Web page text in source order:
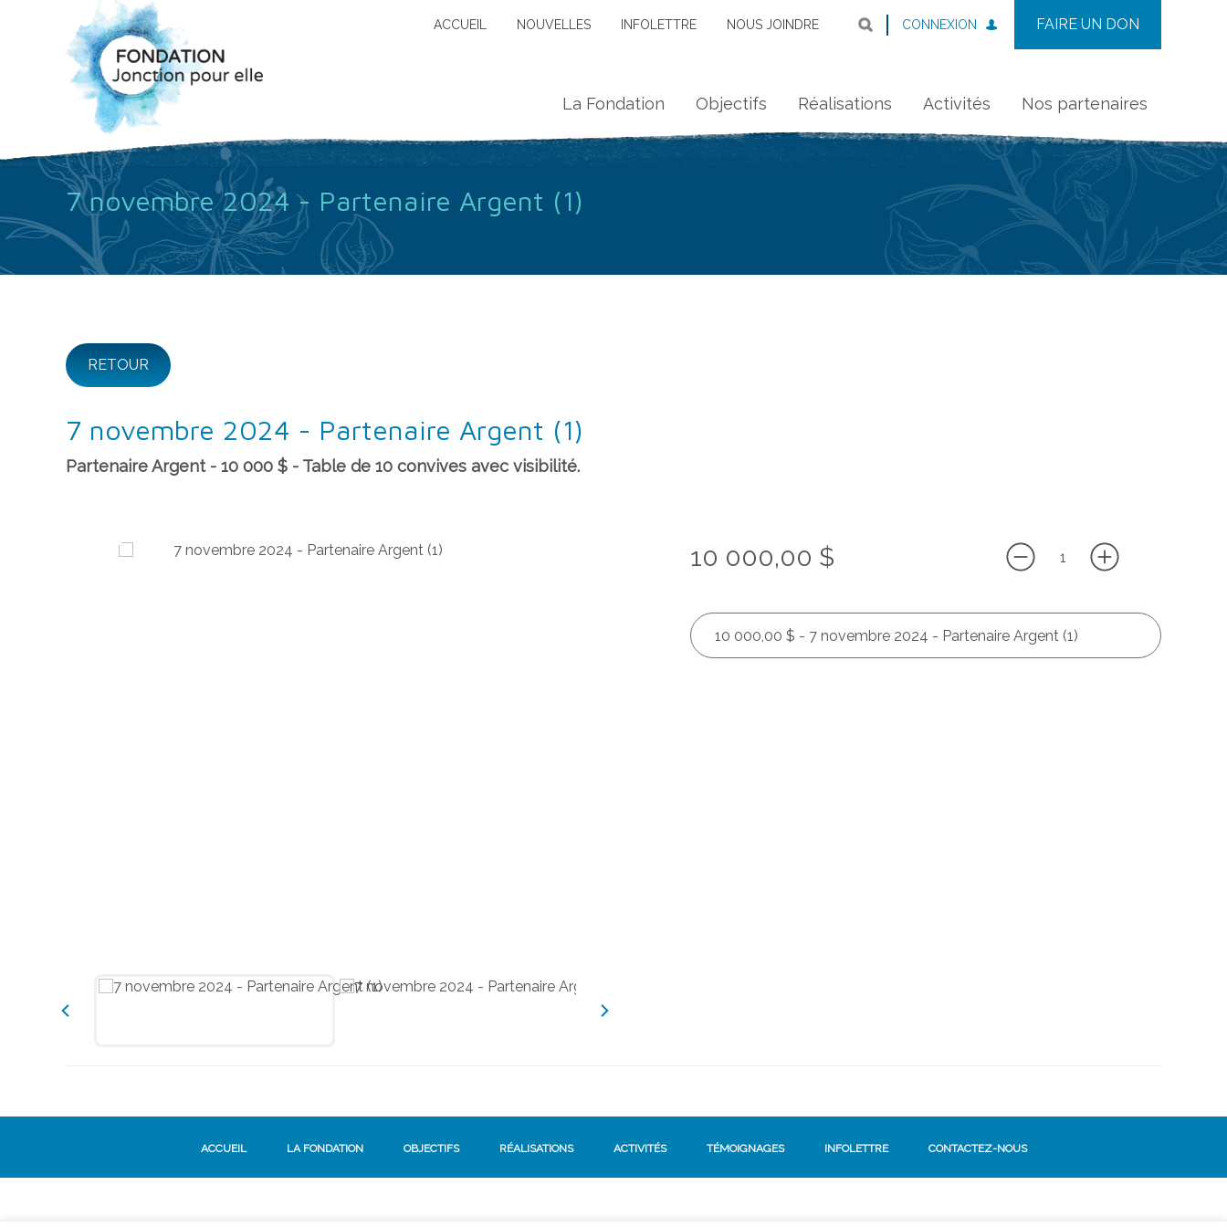
ACCUEIL NOUVELLES INFOLETTRE NOUS JOINDRE CONNEXION FAIRE UN DON
La Fondation Objectifs Réalisations Activités Nos partenaires
7 novembre 2024 - Partenaire Argent (1)
RETOUR
7 novembre 2024 - Partenaire Argent (1)
Partenaire Argent - 10 000 $ - Table de 10 convives avec visibilité.
10 000,00 $
10 000,00 $ - 7 novembre 2024 - Partenaire Argent (1)
ACCUEIL LA FONDATION OBJECTIFS RÉALISATIONS ACTIVITÉS TÉMOIGNAGES INFOLETTRE CONTACTEZ-NOUS